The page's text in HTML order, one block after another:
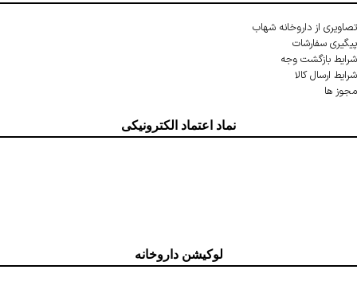
تصاویری از داروخانه شهاب
پیگیری سفارشات
شرایط بازگشت وجه
شرایط ارسال کالا
مجوز ها
نماد اعتماد الکترونیکی
لوکیشن داروخانه